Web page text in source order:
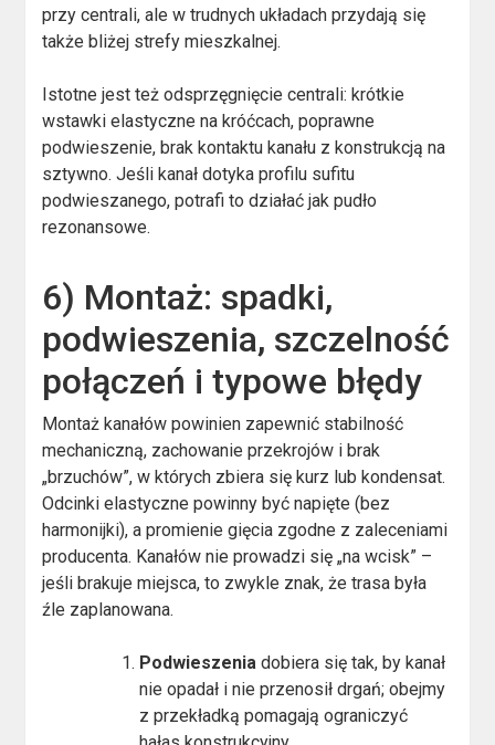
przy centrali, ale w trudnych układach przydają się
także bliżej strefy mieszkalnej.
Istotne jest też odsprzęgnięcie centrali: krótkie
wstawki elastyczne na króćcach, poprawne
podwieszenie, brak kontaktu kanału z konstrukcją na
sztywno. Jeśli kanał dotyka profilu sufitu
podwieszanego, potrafi to działać jak pudło
rezonansowe.
6) Montaż: spadki,
podwieszenia, szczelność
połączeń i typowe błędy
Montaż kanałów powinien zapewnić stabilność
mechaniczną, zachowanie przekrojów i brak
„brzuchów”, w których zbiera się kurz lub kondensat.
Odcinki elastyczne powinny być napięte (bez
harmonijki), a promienie gięcia zgodne z zaleceniami
producenta. Kanałów nie prowadzi się „na wcisk” –
jeśli brakuje miejsca, to zwykle znak, że trasa była
źle zaplanowana.
Podwieszenia dobiera się tak, by kanał
nie opadał i nie przenosił drgań; obejmy
z przekładką pomagają ograniczyć